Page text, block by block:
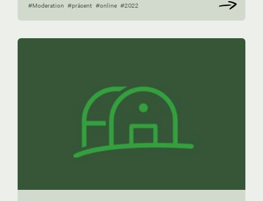
#Moderation #präsent #online #2022